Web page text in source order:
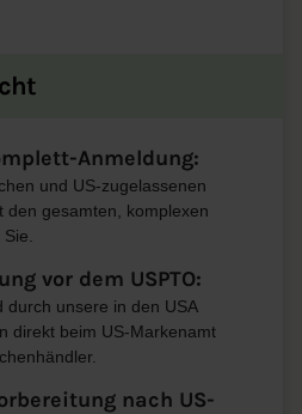
Anmeldung:
und US-zugelassenen
den gesamten, komplexen
vor dem USPTO:
durch unsere in den USA
direkt beim US-Markenamt
nach US-